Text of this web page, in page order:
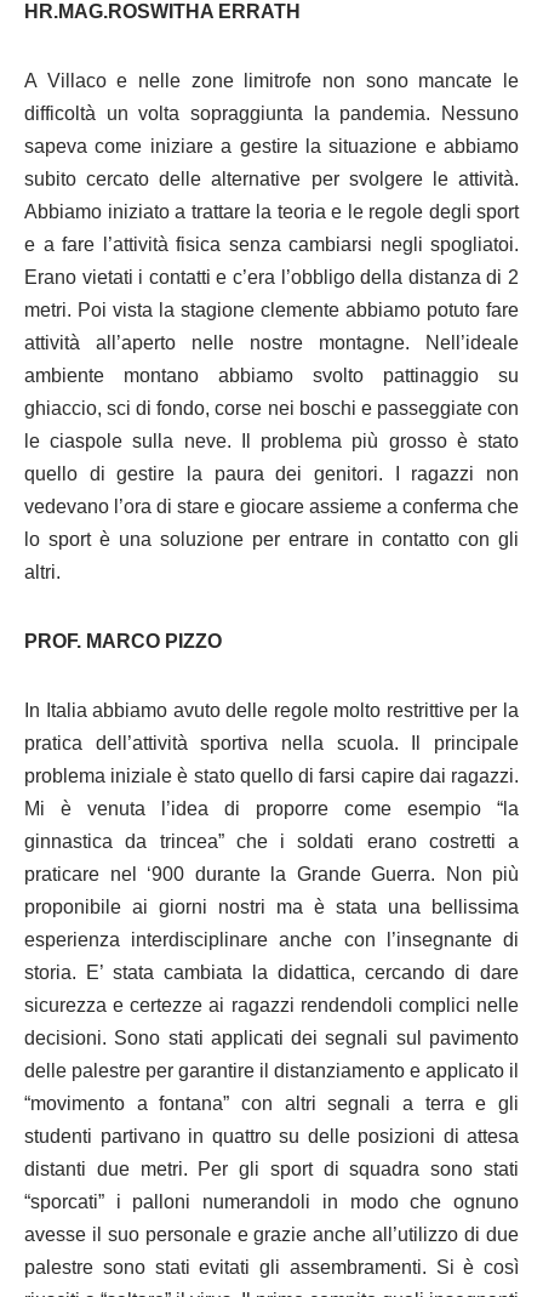
HR.MAG.ROSWITHA ERRATH
A Villaco e nelle zone limitrofe non sono mancate le
difficoltà un volta sopraggiunta la pandemia. Nessuno
sapeva come iniziare a gestire la situazione e abbiamo
subito cercato delle alternative per svolgere le attività.
Abbiamo iniziato a trattare la teoria e le regole degli sport
e a fare l’attività fisica senza cambiarsi negli spogliatoi.
Erano vietati i contatti e c’era l’obbligo della distanza di 2
metri. Poi vista la stagione clemente abbiamo potuto fare
attività all’aperto nelle nostre montagne. Nell’ideale
ambiente montano abbiamo svolto pattinaggio su
ghiaccio, sci di fondo, corse nei boschi e passeggiate con
le ciaspole sulla neve. Il problema più grosso è stato
quello di gestire la paura dei genitori. I ragazzi non
vedevano l’ora di stare e giocare assieme a conferma che
lo sport è una soluzione per entrare in contatto con gli
altri.
PROF. MARCO PIZZO
In Italia abbiamo avuto delle regole molto restrittive per la
pratica dell’attività sportiva nella scuola. Il principale
problema iniziale è stato quello di farsi capire dai ragazzi.
Mi è venuta l’idea di proporre come esempio “la
ginnastica da trincea” che i soldati erano costretti a
praticare nel ‘900 durante la Grande Guerra. Non più
proponibile ai giorni nostri ma è stata una bellissima
esperienza interdisciplinare anche con l’insegnante di
storia. E’ stata cambiata la didattica, cercando di dare
sicurezza e certezze ai ragazzi rendendoli complici nelle
decisioni. Sono stati applicati dei segnali sul pavimento
delle palestre per garantire il distanziamento e applicato il
“movimento a fontana” con altri segnali a terra e gli
studenti partivano in quattro su delle posizioni di attesa
distanti due metri. Per gli sport di squadra sono stati
“sporcati” i palloni numerandoli in modo che ognuno
avesse il suo personale e grazie anche all’utilizzo di due
palestre sono stati evitati gli assembramenti. Si è così